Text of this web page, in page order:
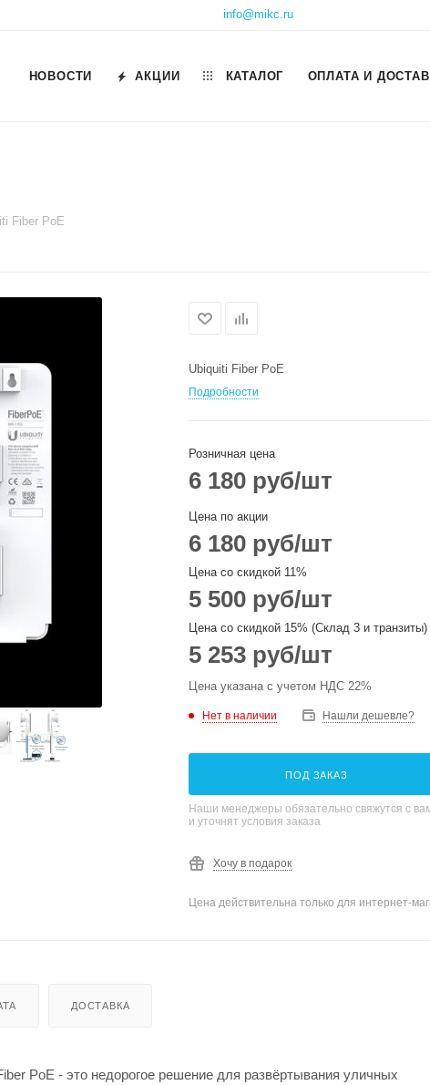
info@mikc.ru
НОВОСТИ АКЦИИ КАТАЛОГ ОПЛАТА И
Fiber PoE
Ubiquiti Fiber PoE
Подробности
Розничная цена
6 180 руб/шт
Цена по акции
6 180 руб/шт
Цена со скидкой 11%
5 500 руб/шт
Цена со скидкой 15% (Склад 3 и транзиты)
5 253 руб/шт
Цена указана с учетом НДС 22%
Нет в наличии Нашли дешевле?
ПОД ЗАКАЗ
Наши менеджеры обязательно свяжутся с
и уточнят условия заказа
Хочу в подарок
Цена действительна только для интернет-
ДОСТАВКА
PoE - это недорогое решение для развёртывания уличных